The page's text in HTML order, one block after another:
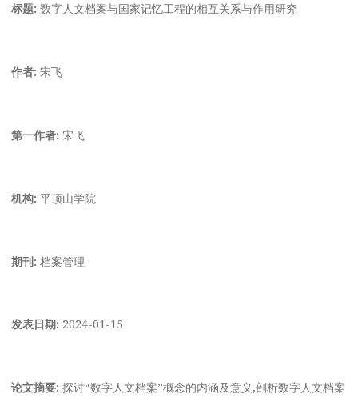
标题: 数字人文档案与国家记忆工程的相互关系与作用研究
作者: 宋飞
第一作者: 宋飞
机构: 平顶山学院
期刊: 档案管理
发表日期: 2024-01-15
论文摘要: 探讨“数字人文档案”概念的内涵及意义,剖析数字人文档案